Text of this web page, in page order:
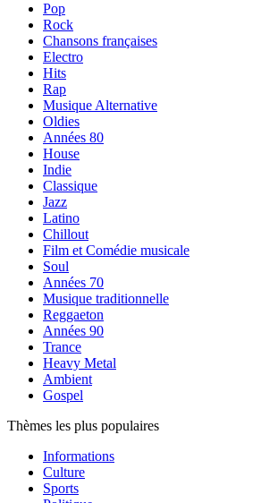
Pop
Rock
Chansons françaises
Electro
Hits
Rap
Musique Alternative
Oldies
Années 80
House
Indie
Classique
Jazz
Latino
Chillout
Film et Comédie musicale
Soul
Années 70
Musique traditionnelle
Reggaeton
Années 90
Trance
Heavy Metal
Ambient
Gospel
Thèmes les plus populaires
Informations
Culture
Sports